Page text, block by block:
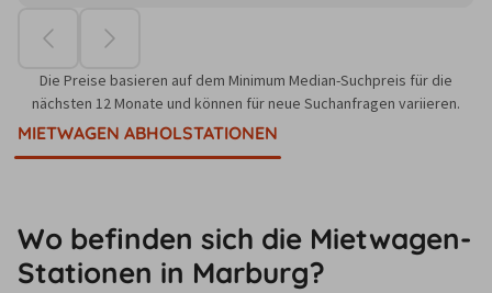
Die Preise basieren auf dem Minimum Median-Suchpreis für die
nächsten 12 Monate und können für neue Suchanfragen variieren.
MIETWAGEN ABHOLSTATIONEN
Wo befinden sich die Mietwagen-
Stationen in Marburg?